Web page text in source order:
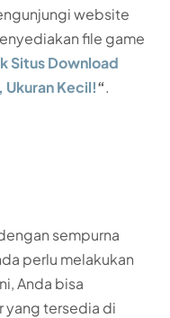
website
file game
Situs Download
Ukuran Kecil!“.
sempurna
perlu melakukan
Anda bisa
yang tersedia di